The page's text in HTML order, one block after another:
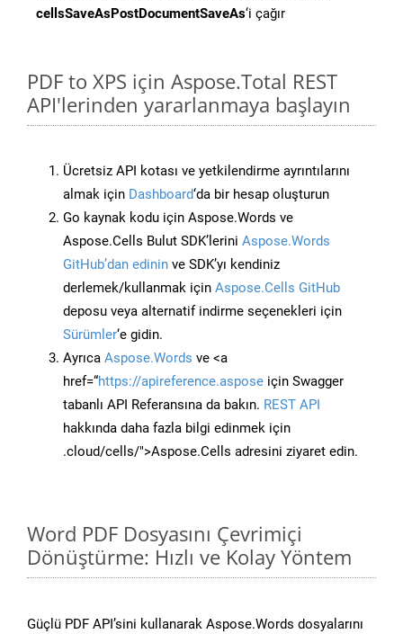
cellsSaveAsPostDocumentSaveAs‘i çağır
PDF to XPS için Aspose.Total REST
API'lerinden yararlanmaya başlayın
Ücretsiz API kotası ve yetkilendirme ayrıntılarını
almak için Dashboard‘da bir hesap oluşturun
Go kaynak kodu için Aspose.Words ve
Aspose.Cells Bulut SDK’lerini Aspose.Words
GitHub’dan edinin ve SDK’yı kendiniz
derlemek/kullanmak için Aspose.Cells GitHub
deposu veya alternatif indirme seçenekleri için
Sürümler‘e gidin.
Ayrıca Aspose.Words ve <a
href=“https://apireference.aspose için Swagger
tabanlı API Referansına da bakın. REST API
hakkında daha fazla bilgi edinmek için
.cloud/cells/">Aspose.Cells adresini ziyaret edin.
Word PDF Dosyasını Çevrimiçi
Dönüştürme: Hızlı ve Kolay Yöntem
Güçlü PDF API’sini kullanarak Aspose.Words dosyalarını